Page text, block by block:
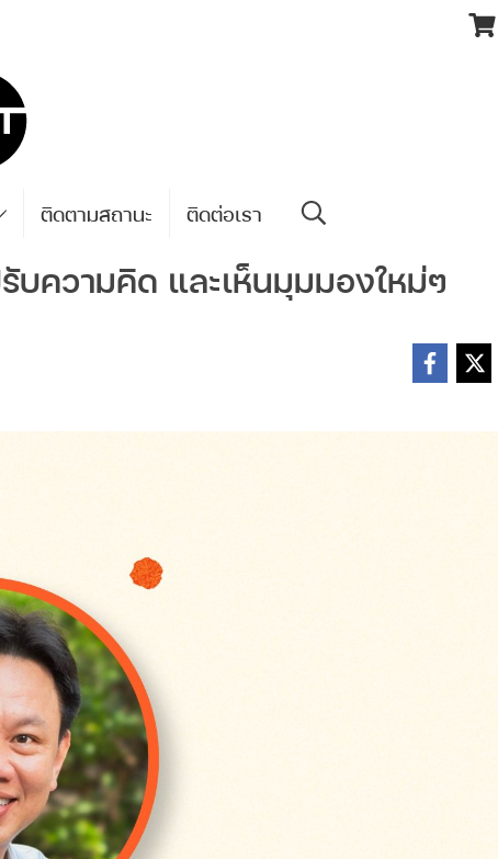
ติดตามสถานะ ติดต่อเรา
บความคิด และเห็นมุมมองใหม่ๆ